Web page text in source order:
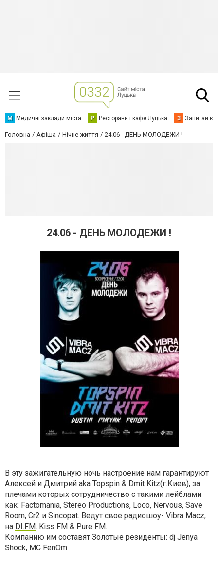
М Медичні заклади міста Р Ресторани і кафе Луцька З Запитай
Головна Афіша Нічне життя 24.06 - ДЕНЬ МОЛОДЕЖИ !
24.06 - ДЕНЬ МОЛОДЕЖИ !
В эту зажигательную ночь настроение нам гарантируют
Алексей и Дмитрий aka Topspin & Dmit Kitz(г.Киев), за
плечами которых сотрудничество с такими лейблами
как: Factomania, Stereo Productions, Loco, Nervous, Save
Room, Cr2 и Sincopat. Ведут свое радиошоу- Vibra Macz,
на DI.FM, Kiss FM & Pure FM.
Компанию им составят Золотые резиденты: dj Jenya
Shock, MC FenOm